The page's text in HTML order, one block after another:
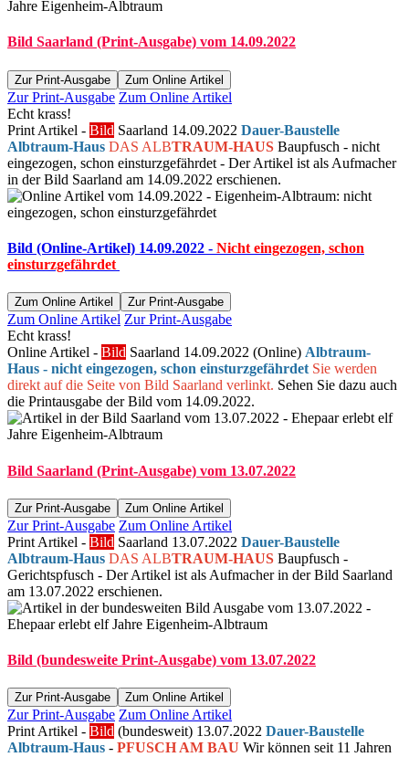
Bild Saarland (Print-Ausgabe) vom 14.09.2022
Zur Print-Ausgabe Zum Online Artikel
Zur Print-Ausgabe Zum Online Artikel
Echt krass!
Print Artikel - Bild Saarland 14.09.2022 Dauer-Baustelle
Albtraum-Haus DAS ALBTRAUM-HAUS Baupfusch - nicht
eingezogen, schon einsturzgefährdet - Der Artikel ist als Aufmacher
in der Bild Saarland am 14.09.2022 erschienen.
Bild (Online-Artikel) 14.09.2022 - Nicht eingezogen, schon
einsturzgefährdet
Zum Online Artikel Zur Print-Ausgabe
Zum Online Artikel Zur Print-Ausgabe
Echt krass!
Online Artikel - Bild Saarland 14.09.2022 (Online) Albtraum-
Haus - nicht eingezogen, schon einsturzgefährdet Sie werden
direkt auf die Seite von Bild Saarland verlinkt. Sehen Sie dazu auch
die Printausgabe der Bild vom 14.09.2022.
Bild Saarland (Print-Ausgabe) vom 13.07.2022
Zur Print-Ausgabe Zum Online Artikel
Zur Print-Ausgabe Zum Online Artikel
Print Artikel - Bild Saarland 13.07.2022 Dauer-Baustelle
Albtraum-Haus DAS ALBTRAUM-HAUS Baupfusch -
Gerichtspfusch - Der Artikel ist als Aufmacher in der Bild Saarland
am 13.07.2022 erschienen.
Bild (bundesweite Print-Ausgabe) vom 13.07.2022
Zur Print-Ausgabe Zum Online Artikel
Zur Print-Ausgabe Zum Online Artikel
Print Artikel - Bild (bundesweit) 13.07.2022 Dauer-Baustelle
Albtraum-Haus - PFUSCH AM BAU Wir können seit 11 Jahren